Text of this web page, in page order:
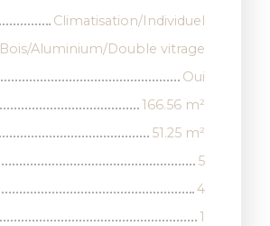
Climatisation/Individuel
Bois/Aluminium/Double vitrage
Oui
166.56 m²
51.25 m²
5
4
1